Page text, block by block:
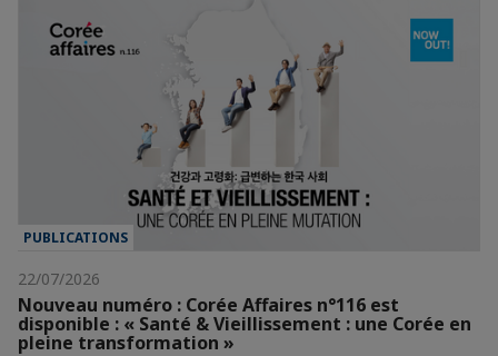
PUBLICATIONS
22/07/2026
Nouveau numéro : Corée Affaires n°116 est
disponible : « Santé & Vieillissement : une Corée en
pleine transformation »